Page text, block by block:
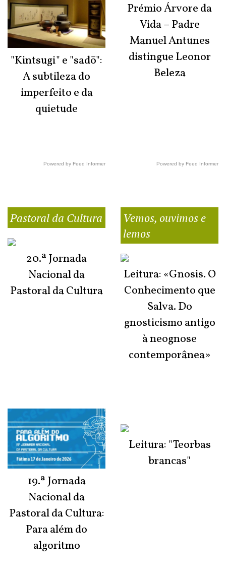
"Kintsugi" e "sadō":
A subtileza do
imperfeito e da
quietude
Powered by Feed Informer
Prémio Árvore da
Vida – Padre
Manuel Antunes
distingue Leonor
Beleza
Powered by Feed Informer
Pastoral da Cultura
20.ª Jornada
Nacional da
Pastoral da Cultura
19.ª Jornada
Nacional da
Pastoral da Cultura:
Para além do
algoritmo
Vemos, ouvimos e
lemos
Leitura: «Gnosis. O
Conhecimento que
Salva. Do
gnosticismo antigo
à neognose
contemporânea»
Leitura: "Teorbas
brancas"